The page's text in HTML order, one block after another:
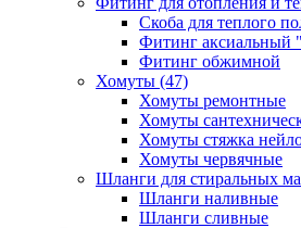
Скоба для теплого
Фитинг
Фитинг обжимной
Хомуты (47)
Хомуты ремонтные
Хомуты
Хомуты стяжка
Хомуты червячные
Шланги для стиральных
Шланги наливные
Шланги сливные